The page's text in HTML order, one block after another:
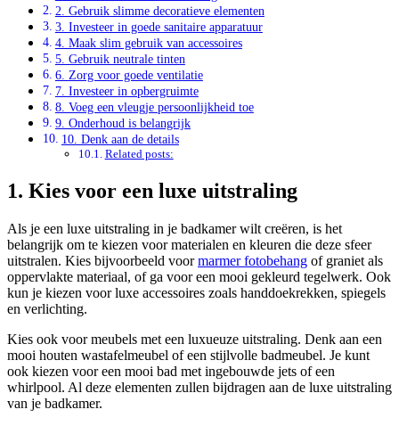
2. Gebruik slimme decoratieve elementen
3. Investeer in goede sanitaire apparatuur
4. Maak slim gebruik van accessoires
5. Gebruik neutrale tinten
6. Zorg voor goede ventilatie
7. Investeer in opbergruimte
8. Voeg een vleugje persoonlijkheid toe
9. Onderhoud is belangrijk
10. Denk aan de details
Related posts:
1. Kies voor een luxe uitstraling
Als je een luxe uitstraling in je badkamer wilt creëren, is het
belangrijk om te kiezen voor materialen en kleuren die deze sfeer
uitstralen. Kies bijvoorbeeld voormarmer fotobehang of graniet als
oppervlakte materiaal, of ga voor een mooi gekleurd tegelwerk. Ook
kun je kiezen voor luxe accessoires zoals handdoekrekken, spiegels
en verlichting.
Kies ook voor meubels met een luxueuze uitstraling. Denk aan een
mooi houten wastafelmeubel of een stijlvolle badmeubel. Je kunt
ook kiezen voor een mooi bad met ingebouwde jets of een
whirlpool. Al deze elementen zullen bijdragen aan de luxe uitstraling
van je badkamer.